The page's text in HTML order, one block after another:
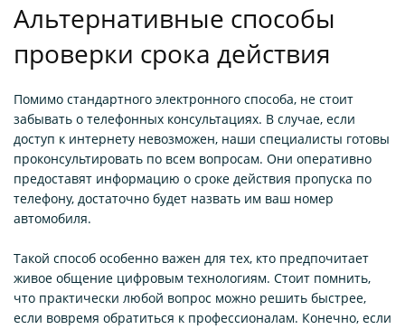
Альтернативные способы
проверки срока действия
Помимо стандартного электронного способа, не стоит
забывать о телефонных консультациях. В случае, если
доступ к интернету невозможен, наши специалисты готовы
проконсультировать по всем вопросам. Они оперативно
предоставят информацию о сроке действия пропуска по
телефону, достаточно будет назвать им ваш номер
автомобиля.
Такой способ особенно важен для тех, кто предпочитает
живое общение цифровым технологиям. Стоит помнить,
что практически любой вопрос можно решить быстрее,
если вовремя обратиться к профессионалам. Конечно, если